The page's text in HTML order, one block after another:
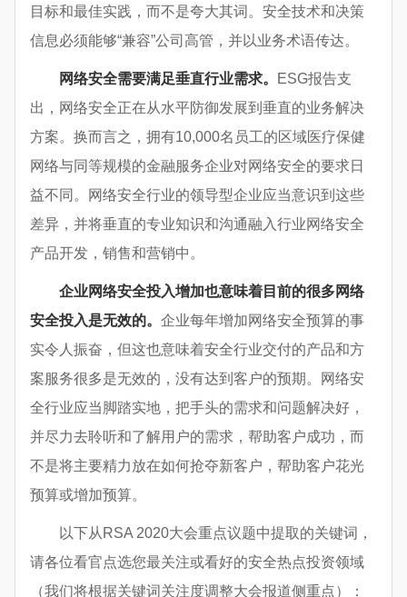
目标和最佳实践，而不是夸大其词。安全技术和决策
信息必须能够“兼容”公司高管，并以业务术语传达。
网络安全需要满足垂直行业需求。
ESG报告支
出，网络安全正在从水平防御发展到垂直的业务解决
方案。换而言之，拥有10,000名员工的区域医疗保健
网络与同等规模的金融服务企业对网络安全的要求日
益不同。网络安全行业的领导型企业应当意识到这些
差异，并将垂直的专业知识和沟通融入行业网络安全
产品开发，销售和营销中。
企业网络安全投入增加也意味着目前的很多网络
安全投入是无效的。 企业每年增加网络安全预算的事
实令人振奋，但这也意味着安全行业交付的产品和方
案服务很多是无效的，没有达到客户的预期。网络安
全行业应当脚踏实地，把手头的需求和问题解决好，
并尽力去聆听和了解用户的需求，帮助客户成功，而
不是将主要精力放在如何抢夺新客户，帮助客户花光
预算或增加预算。
以下从RSA 2020大会重点议题中提取的关键词，
请各位看官点选您最关注或看好的安全热点投资领域
（我们将根据关键词关注度调整大会报道侧重点）：